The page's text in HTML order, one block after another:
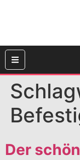
Der